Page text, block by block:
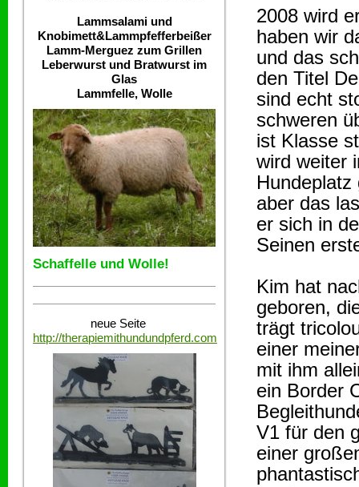
Lammsalami und
Knobimett&Lammpfefferbeißer
Lamm-Merguez zum Grillen
Leberwurst und Bratwurst im
Glas
Lammfelle, Wolle
Schaffelle und Wolle!
neue Seite
http://therapiemithundundpferd.com
2008 wird
haben wir
und das
den Titel
sind echt
schweren
ist Klasse
wird weiter
aber das
er sich in
Seinen
Kim hat
geboren,
trägt
einer
mit ihm
ein Border
V1 für den
einer